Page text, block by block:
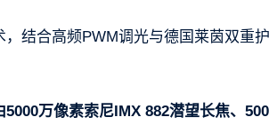
结合高频PWM调光与德国莱茵双重
万像素索尼IMX 882潜望长焦、